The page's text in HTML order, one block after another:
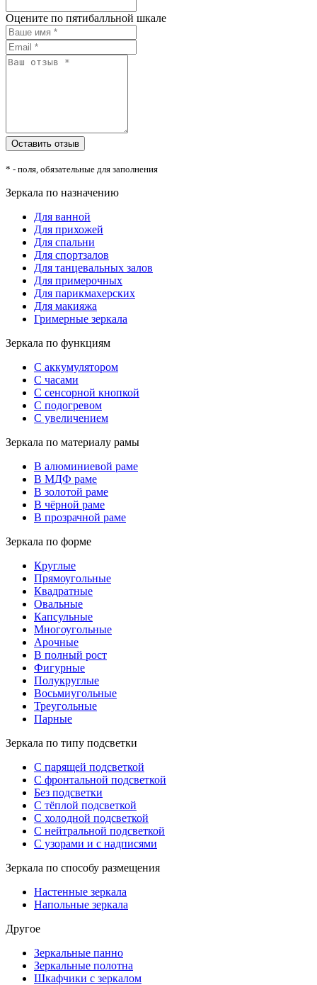
Оцените по пятибалльной шкале
* - поля, обязательные для заполнения
Зеркала по назначению
Для ванной
Для прихожей
Для спальни
Для спортзалов
Для танцевальных залов
Для примерочных
Для парикмахерских
Для макияжа
Гримерные зеркала
Зеркала по функциям
С аккумулятором
С часами
С сенсорной кнопкой
С подогревом
С увеличением
Зеркала по материалу рамы
В алюминиевой раме
В МДФ раме
В золотой раме
В чёрной раме
В прозрачной раме
Зеркала по форме
Круглые
Прямоугольные
Квадратные
Овальные
Капсульные
Многоугольные
Арочные
В полный рост
Фигурные
Полукруглые
Восьмиугольные
Треугольные
Парные
Зеркала по типу подсветки
С парящей подсветкой
С фронтальной подсветкой
Без подсветки
С тёплой подсветкой
С холодной подсветкой
С нейтральной подсветкой
С узорами и с надписями
Зеркала по способу размещения
Настенные зеркала
Напольные зеркала
Другое
Зеркальные панно
Зеркальные полотна
Шкафчики с зеркалом